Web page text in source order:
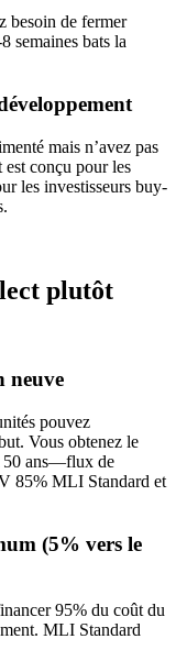
besoin de fermer
semaines bats la
mais n’avez pas
conçu pour les
les investisseurs buy-
plutôt
neuve
pouvez
Vous obtenez le
50 ans—flux de
85% MLI Standard et
(5% vers le
95% du coût du
MLI Standard